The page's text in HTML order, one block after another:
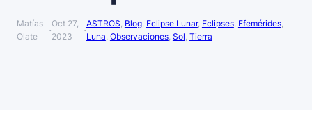
Matías
Olate
·Oct 27,
2023
·ASTROS, Blog, Eclipse Lunar, Eclipses, Efemérides ,
Luna, Observaciones, Sol, Tierra